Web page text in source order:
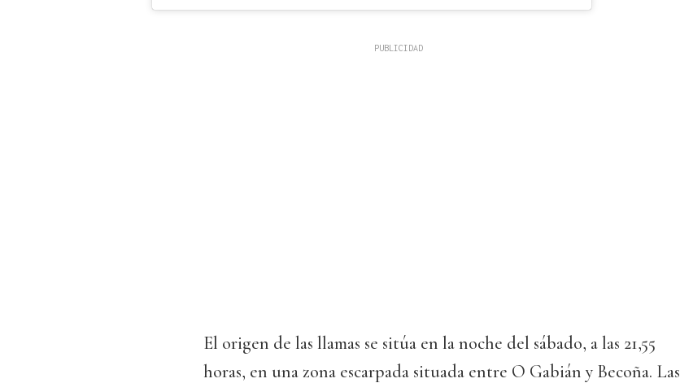
El origen de las llamas se sitúa en la noche del sábado, a las 21,55
horas, en una zona escarpada situada entre O Gabián y Becoña. Las